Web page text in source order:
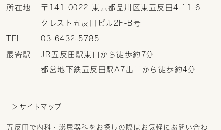
所在地 〒141-0022 東京都品川区東五反田4-11-6
クレスト五反田ビル2F-B号
TEL 03-6432-5785
最寄駅 JR五反田駅東口から徒歩約7分
都営地下鉄五反田駅A7出口から徒歩約4分
＞サイトマップ
五反田で内科・泌尿器科をお探しの際はお気軽にお問い合わ